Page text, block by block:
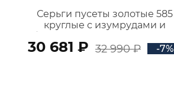
Серьги пусеты золотые 585
круглые с изумрудами и
30 681 ₽ 32 990 ₽ -7%